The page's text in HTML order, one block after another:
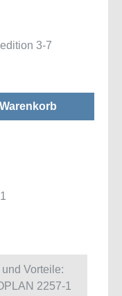
3-7
gewünschten
Vorteile:
2257-1